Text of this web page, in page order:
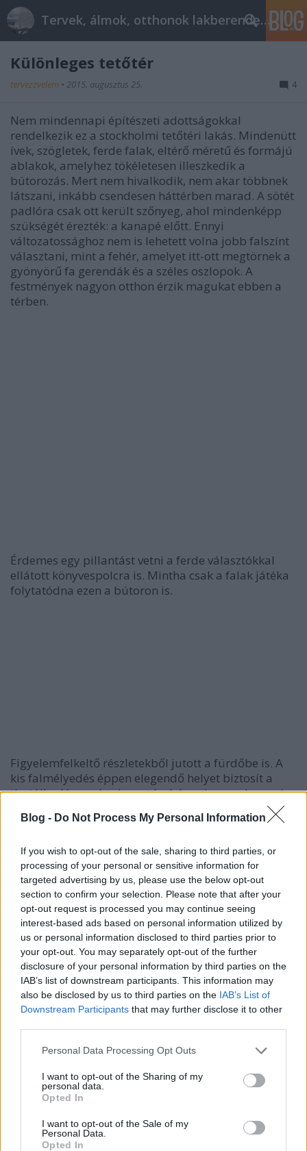
Blog - Do Not Process My Personal Information
If you wish to opt-out of the sale, sharing to third parties, or
processing of your personal or sensitive information for
targeted advertising by us, please use the below opt-out
section to confirm your selection. Please note that after your
opt-out request is processed you may continue seeing
interest-based ads based on personal information utilized by
us or personal information disclosed to third parties prior to
your opt-out. You may separately opt-out of the further
disclosure of your personal information by third parties on the
IAB’s list of downstream participants. This information may
also be disclosed by us to third parties on the IAB’s List of
Downstream Participants that may further disclose it to other
Please note that this website/app uses one or more Google
not limited to your visit or usage behaviour. You may click to
grant or deny consent to Google and its third-party tags to
use your data for below specified purposes in below Google
consent section.
Personal Data Processing Opt Outs
I want to opt-out of the Sharing of my
personal data.
Opted In
I want to opt-out of the Sale of my
Personal Data.
Opted In
Tervek, álmok, otthonok lakberendezés + más
Különleges tetőtér
tervezzvelem • 2015. augusztus 25. 4
Nem mindennapi építészeti adottságokkal
rendelkezik ez a stockholmi tetőtéri lakás. Mindenütt
ívek, szögletek, ferde falak, eltérő méretű és formájú
ablakok, amelyhez tökéletesen illeszkedik a
bútorozás. Mert nem hivalkodik, nem akar többnek
látszani, inkább csendesen háttérben marad. A sötét
padlóra csak ott került szőnyeg, ahol mindenképp
szükségét érezték: a kanapé előtt. Ennyi
változatossághoz nem is lehetett volna jobb falszínt
választani, mint a fehér, amelyet itt-ott megtörnek a
gyönyörű fa gerendák és a széles oszlopok. A
festmények nagyon otthon érzik magukat ebben a
térben.
Érdemes egy pillantást vetni a ferde választókkal
ellátott könyvespolcra is. Mintha csak a falak játéka
folytatódna ezen a bútoron is.
Figyelemfelkeltő részletekből jutott a fürdőbe is. A
kis falmélyedés éppen elegendő helyet biztosít a
tisztálkodószereknek, amelyek így nincsenek annyira
Képek forrásaitt.